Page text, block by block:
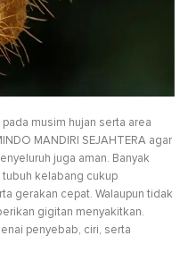
musim hujan serta area
MANDIRI SEJAHTERA agar
juga aman. Banyak
kelabang cukup
gerakan cepat. Walaupun tidak
gigitan menyakitkan.
penyebab, ciri, serta